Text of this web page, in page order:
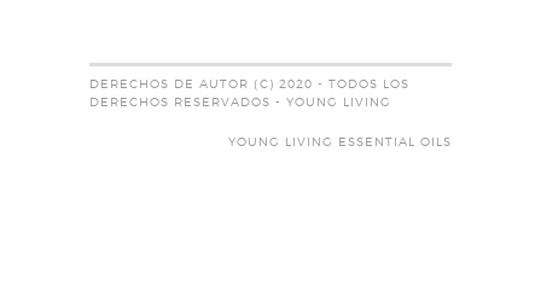
DERECHOS DE AUTOR (C) 2020 - TODOS LOS
DERECHOS RESERVADOS - YOUNG LIVING
YOUNG LIVING ESSENTIAL OILS